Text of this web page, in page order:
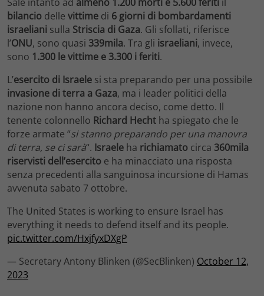
bilancio delle vittime di 6 giorni di bombardamenti
israeliani sulla Striscia di Gaza. Gli sfollati, riferisce
l’ONU, sono quasi 339mila. Tra gli israeliani, invece,
sono 1.300 le vittime e 3.300 i feriti.
L’esercito di Israele si sta preparando per una possibile
invasione di terra a Gaza, ma i leader politici della
nazione non hanno ancora deciso, come detto. Il
tenente colonnello Richard Hecht ha spiegato che le
forze armate “si stanno preparando per una manovra
di terra, se ci sarà“. Israele ha richiamato circa 360mila
riservisti dell’esercito e ha minacciato una risposta
senza precedenti alla sanguinosa incursione di Hamas
avvenuta sabato 7 ottobre.
The United States is working to ensure Israel has
everything it needs to defend itself and its people.
pic.twitter.com/HxjfyxDXgP
— Secretary Antony Blinken (@SecBlinken) October 12,
2023